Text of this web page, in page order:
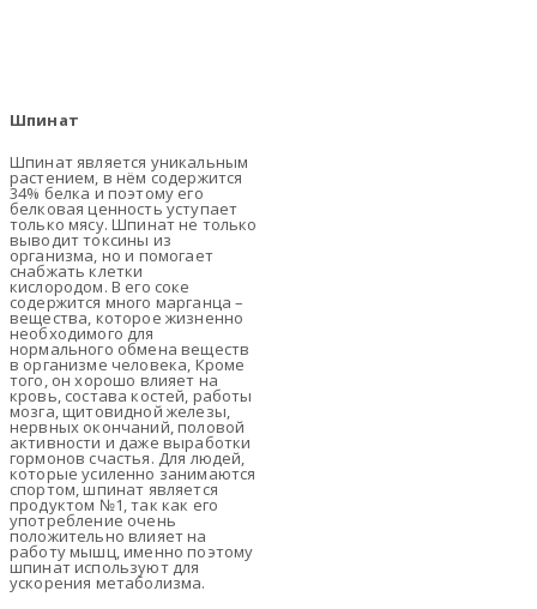
Шпинат
Шпинат является уникальным
растением, в нём содержится
34% белка и поэтому его
белковая ценность уступает
только мясу. Шпинат не только
выводит токсины из
организма, но и помогает
снабжать клетки
кислородом. В его соке
содержится много марганца –
вещества, которое жизненно
необходимого для
нормального обмена веществ
в организме человека, Кроме
того, он хорошо влияет на
кровь, состава костей, работы
мозга, щитовидной железы,
нервных окончаний, половой
активности и даже выработки
гормонов счастья. Для людей,
которые усиленно занимаются
спортом, шпинат является
продуктом №1, так как его
употребление очень
положительно влияет на
работу мышц, именно поэтому
шпинат используют для
ускорения метаболизма.